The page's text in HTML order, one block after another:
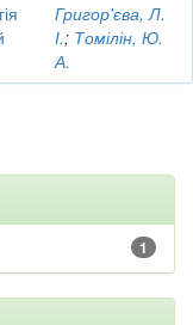
Григор'єва, Л.
І.; Томілін, Ю.
А.
1